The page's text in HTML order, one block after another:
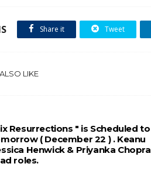
Share it Tweet
LIKE
Resurrections " is Scheduled to
( December 22 ) . Keanu
Henwick & Priyanka Chopra
roles.